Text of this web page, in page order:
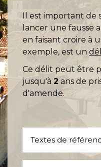
Il est important de
lancer une fausse
en faisant croire à
exemple, est un
Ce délit peut être
jusqu'à 2 ans de
d'amende.
Textes de